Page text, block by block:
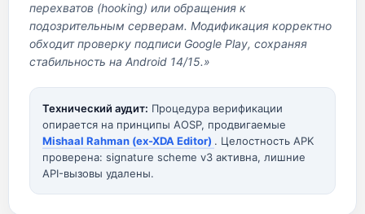
перехватов (hooking) или обращения к
подозрительным серверам. Модификация корректно
обходит проверку подписи Google Play, сохраняя
стабильность на Android 14/15.»
Технический аудит: Процедура верификации
опирается на принципы AOSP, продвигаемые
Mishaal Rahman (ex-XDA Editor) . Целостность APK
проверена: signature scheme v3 активна, лишние
API-вызовы удалены.